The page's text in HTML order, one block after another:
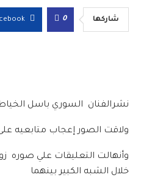
شاركها 0
نشرالفنان السوري باسل
ولاقت الصور إعجاب متابعيه
وأنهالت التعليقات علي صوره
خلال الشبه الكبير بينهما